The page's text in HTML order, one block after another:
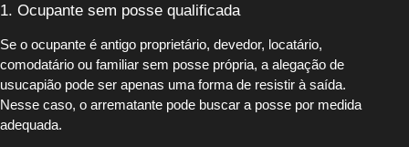
1. Ocupante sem posse qualificada
Se o ocupante é antigo proprietário, devedor, locatário,
comodatário ou familiar sem posse própria, a alegação de
usucapião pode ser apenas uma forma de resistir à saída.
Nesse caso, o arrematante pode buscar a posse por medida
adequada.